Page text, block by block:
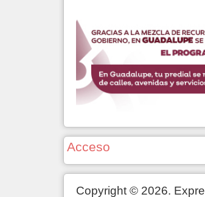
Acceso
Copyright © 2026.